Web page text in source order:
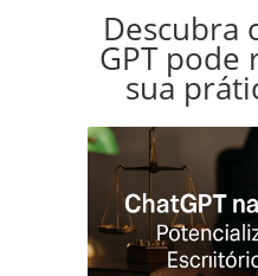
Descubra
GPT pode
sua